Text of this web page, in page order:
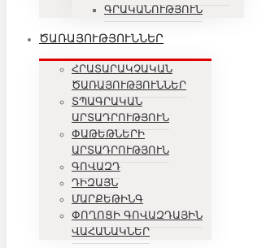
ԳՐԱԿԱՆՈՒԹՅՈՒՆ
ԾԱՌԱՅՈՒԹՅՈՒՆՆԵՐ
ՀՐԱՏԱՐԱԿՉԱԿԱՆ
ԾԱՌԱՅՈՒԹՅՈՒՆՆԵՐ
ՏՊԱԳՐԱԿԱՆ
ԱՐՏԱԴՐՈՒԹՅՈՒՆ
ՓԱԹԵԹՆԵՐԻ
ԱՐՏԱԴՐՈՒԹՅՈՒՆ
ԳՈՎԱԶԴ
ԴԻԶԱՅՆ
ՄԱՐՔԵԹԻՆԳ
ՓՈՂՈՑԻ ԳՈՎԱԶԴԱՅԻՆ
ՎԱՀԱՆԱԿՆԵՐ